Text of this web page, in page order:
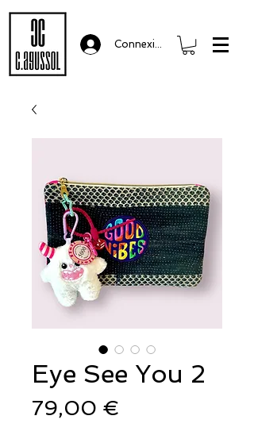
Connexion
Eye See You 2
79,00 €